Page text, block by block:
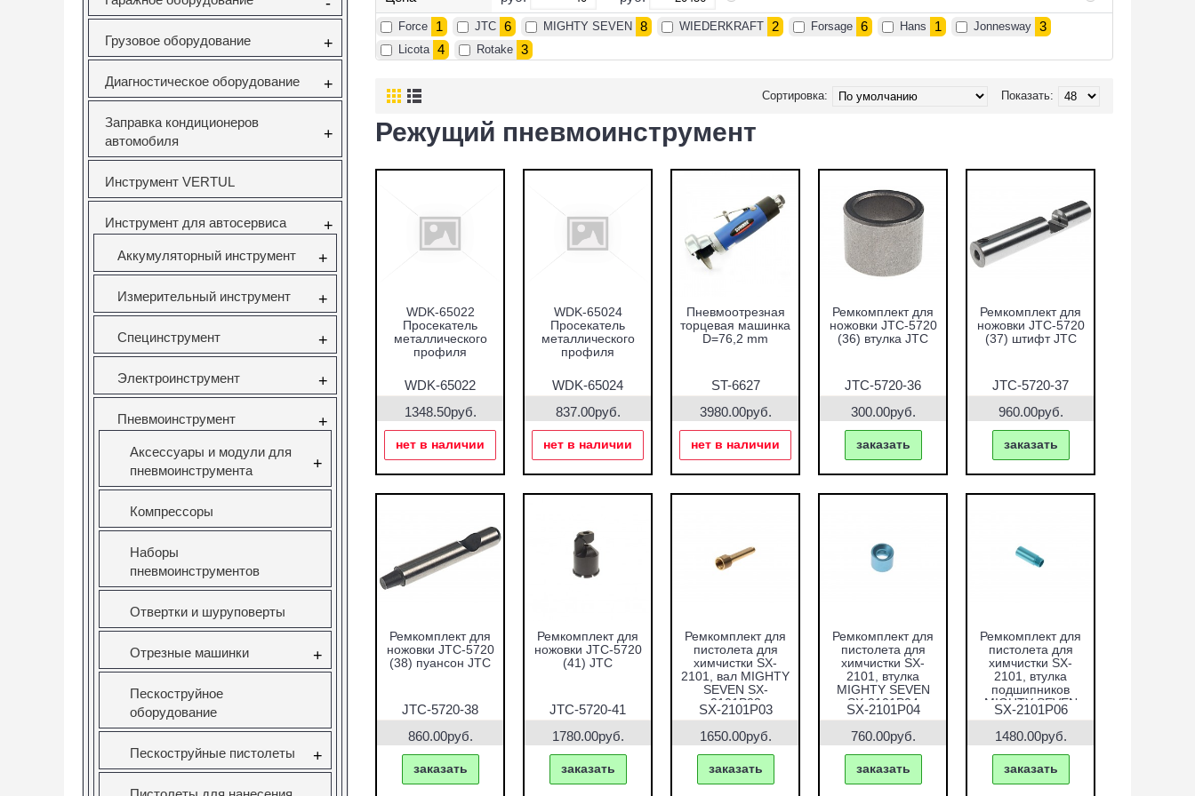
Грузовое оборудование +
Диагностическое оборудование +
Заправка кондиционеров
автомобиля
+
Инструмент VERTUL
Инструмент для автосервиса +
Аккумуляторный инструмент +
Измерительный инструмент +
Специнструмент +
Электроинструмент +
Пневмоинструмент +
Аксессуары и модули для
пневмоинструмента
+
Компрессоры
Наборы
пневмоинструментов
Отвертки и шуруповерты
Отрезные машинки +
Пескоструйное
оборудование
Пескоструйные пистолеты +
Force 1 JTC 6 MIGHTY SEVEN 8 WIEDERKRAFT 2 Forsage 6 Hans 1 Jonnesway 3
Licota 4 Rotake 3
Показать:
Сортировка:
Режущий пневмоинструмент
WDK-65022
Просекатель
металлического
профиля
WDK-65022
1348.50руб.
нет в наличии
WDK-65024
Просекатель
металлического
профиля
WDK-65024
837.00руб.
нет в наличии
Пневмоотрезная
торцевая машинка
D=76,2 mm
ST-6627
3980.00руб.
нет в наличии
Ремкомплект для
ножовки JTC-5720
(36) втулка JTC
JTC-5720-36
300.00руб.
заказать
Ремкомплект для
ножовки JTC-5720
(37) штифт JTC
JTC-5720-37
960.00руб.
заказать
Ремкомплект для
ножовки JTC-5720
(38) пуансон JTC
JTC-5720-38
860.00руб.
заказать
Ремкомплект для
ножовки JTC-5720
(41) JTC
JTC-5720-41
1780.00руб.
заказать
Ремкомплект для
пистолета для
химчистки SX-
2101, вал MIGHTY
SEVEN SX-
2101P03
SX-2101P03
1650.00руб.
заказать
Ремкомплект для
пистолета для
химчистки SX-
2101, втулка
MIGHTY SEVEN
SX-2101P04
SX-2101P04
760.00руб.
заказать
Ремкомплект для
пистолета для
химчистки SX-
2101, втулка
подшипников
MIGHTY SEVEN
SX-2101P06
SX-2101P06
1480.00руб.
заказать